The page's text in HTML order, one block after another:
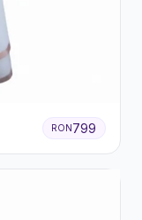
RON799